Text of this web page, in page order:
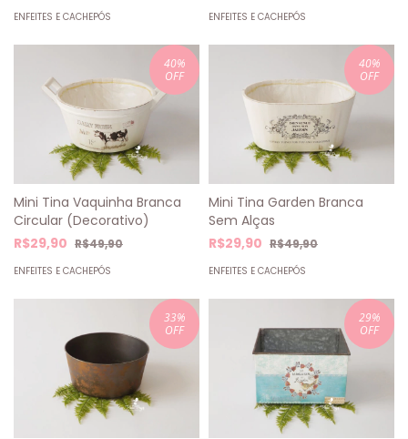
ENFEITES E CACHEPÓS ENFEITES E CACHEPÓS
40%
OFF
Mini Tina Vaquinha Branca
Circular (Decorativo)
R$29,90 R$49,90
ENFEITES E CACHEPÓS
40%
OFF
Mini Tina Garden Branca
Sem Alças
R$29,90 R$49,90
ENFEITES E CACHEPÓS
33%
OFF
29%
OFF